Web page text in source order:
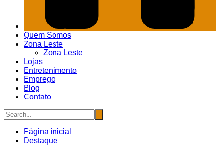
Quem Somos
Zona Leste
Zona Leste
Lojas
Entretenimento
Emprego
Blog
Contato
Página inicial
Destaque